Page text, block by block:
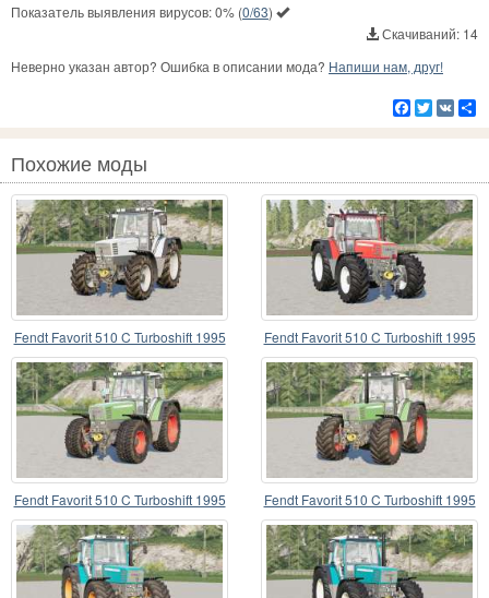
Показатель выявления вирусов:0% (0/63)
Скачиваний: 14
Неверно указан автор? Ошибка в описании мода? Напиши нам, друг!
Facebook
Twitter
VK
Похожие моды
Fendt Favorit 510 C Turboshift 1995 Fendt Favorit 510 C Turboshift 1995
Fendt Favorit 510 C Turboshift 1995 Fendt Favorit 510 C Turboshift 1995